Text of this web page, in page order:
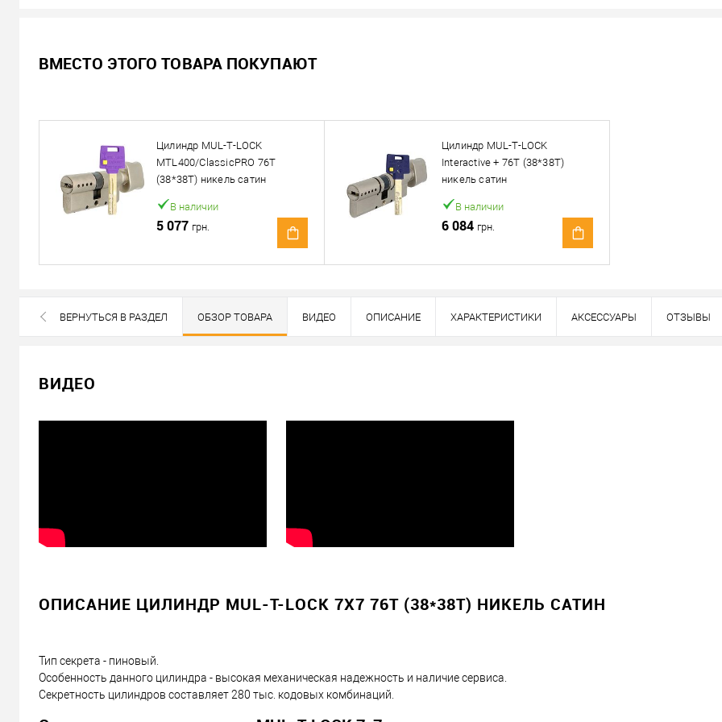
Цена 1 213 грн.
Подписаться
Можем установить этот товар. Подробности спрашивайте у менеджера.
Доставка
Минимальная сумма заказа 400 грн
Доставка наложенным платежом от 400 грн
Отправить ссылку другу
ВМЕСТО ЭТОГО ТОВАРА ПОКУПАЮТ
Цилиндр MUL-T-LOCK
MTL400/ClassicPRO 76T
(38*38T) никель сатин
В наличии
5 077 грн.
Цилиндр MUL-T-LOCK
Interactive + 76T (38*38T)
никель сатин
В наличии
6 084 грн.
ВЕРНУТЬСЯ В РАЗДЕЛ ОБЗОР ТОВАРА ВИДЕО ОПИСАНИЕ ХАРАКТЕРИСТИКИ АКСЕССУАРЫ ОТЗЫВЫ
ВИДЕО
ОПИСАНИЕ ЦИЛИНДР MUL-T-LOCK 7X7 76T (38*38T) НИКЕЛЬ САТИН
Тип секрета - пиновый.
Особенность данного цилиндра - высокая механическая надежность и наличие сервиса.
Секретность цилиндров составляет 280 тыс. кодовых комбинаций.